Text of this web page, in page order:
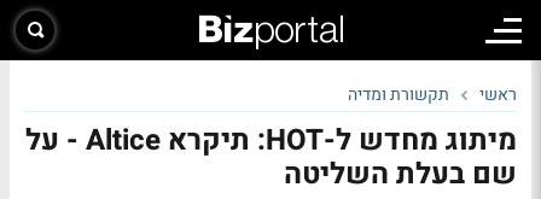
ראשי תקשורת ומדיה
מיתוג מחדש ל-HOT: תיקרא Altice - על
שם בעלת השליטה